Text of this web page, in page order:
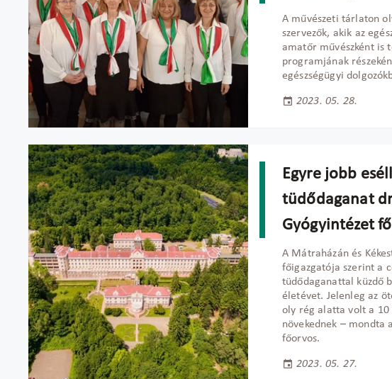
A művészeti tárlaton
szervezők, akik az
amatőr művészként is
programjának
egészségügyi
2023. 05. 28.
Egyre jobb
tüdődaganat
Gyógyintézet
A Mátraházán és
főigazgatója szerint a
tüdődaganattal küzdő
életévet. Jelenleg az
oly rég alatta volt a 10
növekednek – mondta
főorvos.
2023. 05. 27.